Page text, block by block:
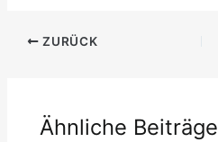
ZURÜCK
Ähnliche Beiträge